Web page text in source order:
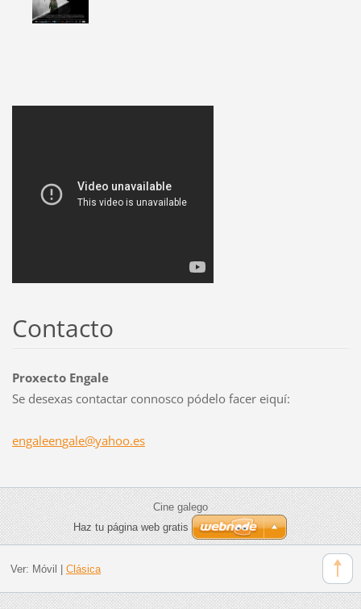
Contacto
Proxecto Engale
Se desexas contactar connosco pódelo facer eiquí:
engaleengale@yahoo.es
Cine galego
Haz tu página web gratis
Ver: Móvil Clásica